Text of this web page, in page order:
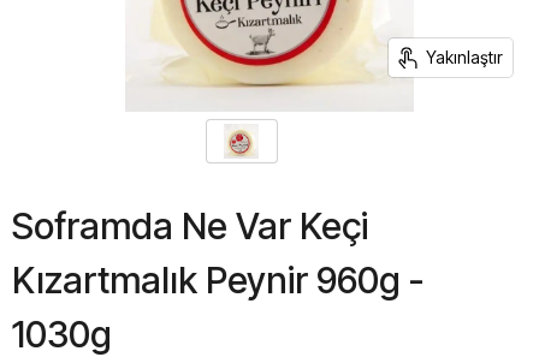
Yakınlaştır
Soframda Ne Var Keçi
Kızartmalık Peynir 960g -
1030g